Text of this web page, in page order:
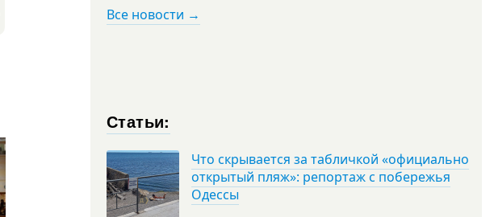
Все новости →
Статьи:
Что скрывается за табличкой «официально
открытый пляж»: репортаж с побережья
Одессы